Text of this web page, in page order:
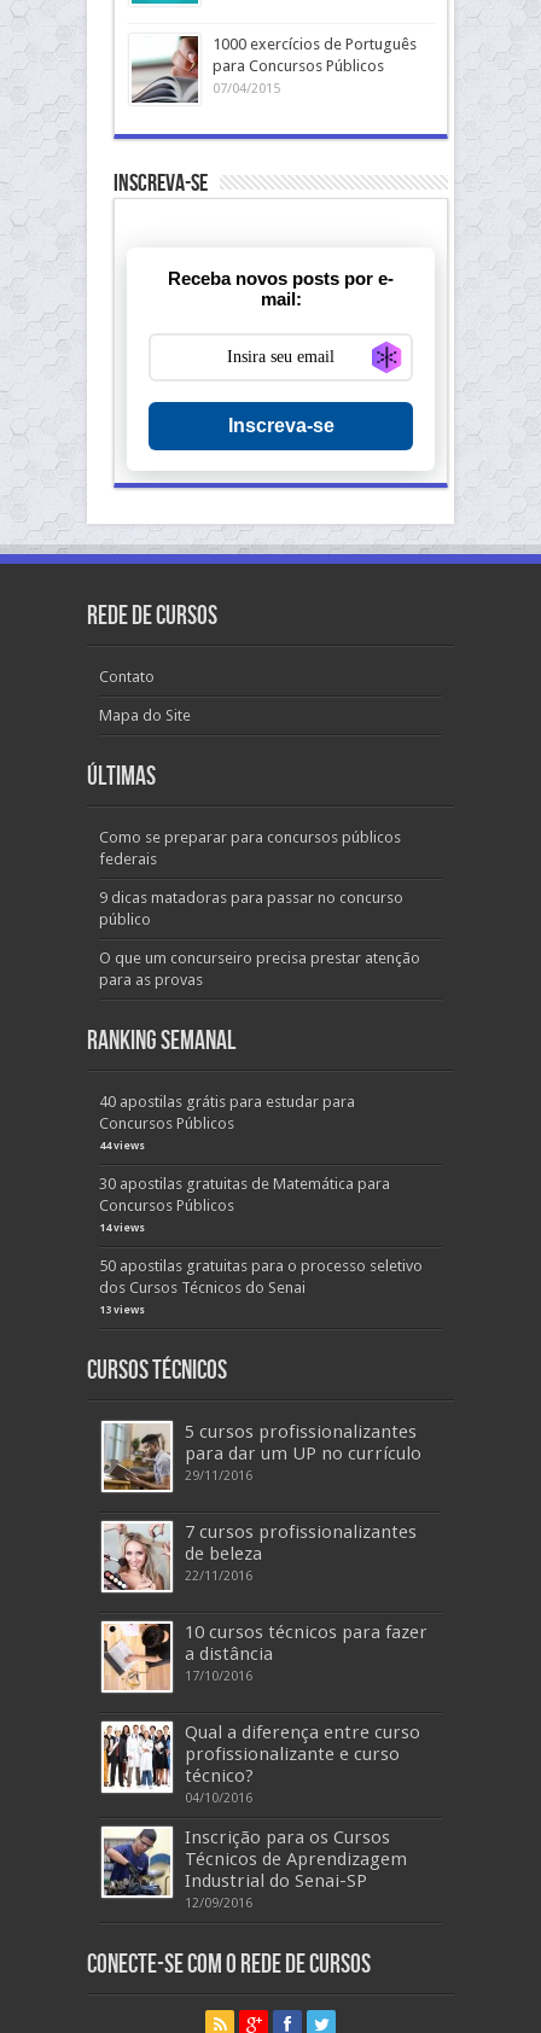
1000 exercícios de Português
para Concursos Públicos
07/04/2015
Inscreva-se
Receba novos posts por e-
mail:
Inscreva-se
Rede de Cursos
Contato
Mapa do Site
Últimas
Como se preparar para concursos públicos
federais
9 dicas matadoras para passar no concurso
público
O que um concurseiro precisa prestar atenção
para as provas
Ranking Semanal
40 apostilas grátis para estudar para
Concursos Públicos
44 views
30 apostilas gratuitas de Matemática para
Concursos Públicos
14 views
50 apostilas gratuitas para o processo seletivo
dos Cursos Técnicos do Senai
13 views
Cursos Técnicos
5 cursos profissionalizantes
para dar um UP no currículo
29/11/2016
7 cursos profissionalizantes
de beleza
22/11/2016
10 cursos técnicos para fazer
a distância
17/10/2016
Qual a diferença entre curso
profissionalizante e curso
técnico?
04/10/2016
Inscrição para os Cursos
Técnicos de Aprendizagem
Industrial do Senai-SP
12/09/2016
Conecte-se com o Rede de Cursos